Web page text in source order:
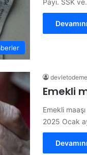
Payı. SSK
Emekli
Emekli
2025 Ocak